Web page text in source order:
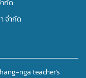
กัด
จำกัด
nga teacher's